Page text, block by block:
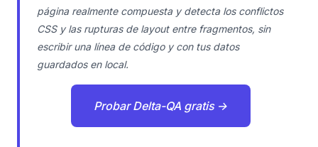
página realmente compuesta y detecta los conflictos
CSS y las rupturas de layout entre fragmentos, sin
escribir una línea de código y con tus datos
guardados en local.
Probar Delta-QA gratis →